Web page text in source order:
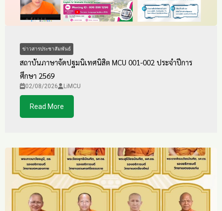
ข่าวสารประชาสัมพันธ์
สถาบันภาษาจัดปฐมนิเทศนิสิต MCU 001-002 ประจำปีการ
ศึกษา 2569
02/08/2026 LiMCU
Read More